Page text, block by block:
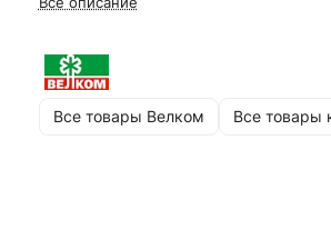
Все товары Велком Все товары